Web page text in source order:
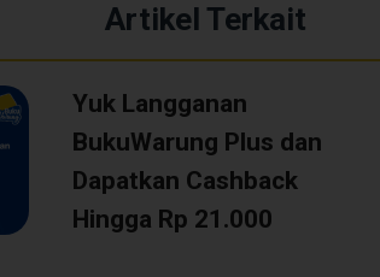
Artikel Terkait
Yuk Langganan
BukuWarung Plus dan
Dapatkan Cashback
Hingga Rp 21.000